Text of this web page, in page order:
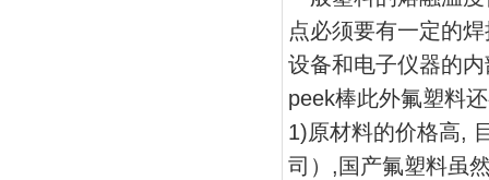
点必须要有一定的
设备和电子仪器的
peek棒此外氟塑料
1)原材料的价格高,
司）,国产氟塑料虽